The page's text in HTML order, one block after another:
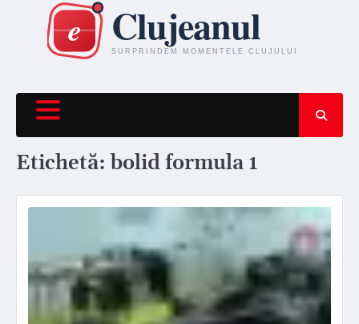
content
Etichetă:bolid formula 1